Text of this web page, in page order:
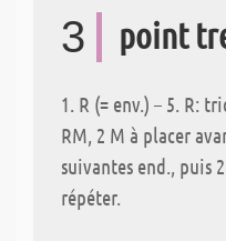
3 point
1. R (= env.) – 5. R:
RM, 2 M à placer
suivantes end., puis
répéter.